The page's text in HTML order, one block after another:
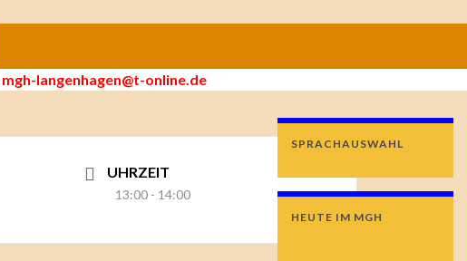
mgh-langenhagen@t-online.de
UHRZEIT
13:00 - 14:00
SPRACHAUSWAHL
HEUTE IM MGH